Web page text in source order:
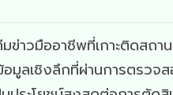
ข่าวมืออาชีพที่เกาะติดสถ
มูลเชิงลึกที่ผ่านการตรวจ